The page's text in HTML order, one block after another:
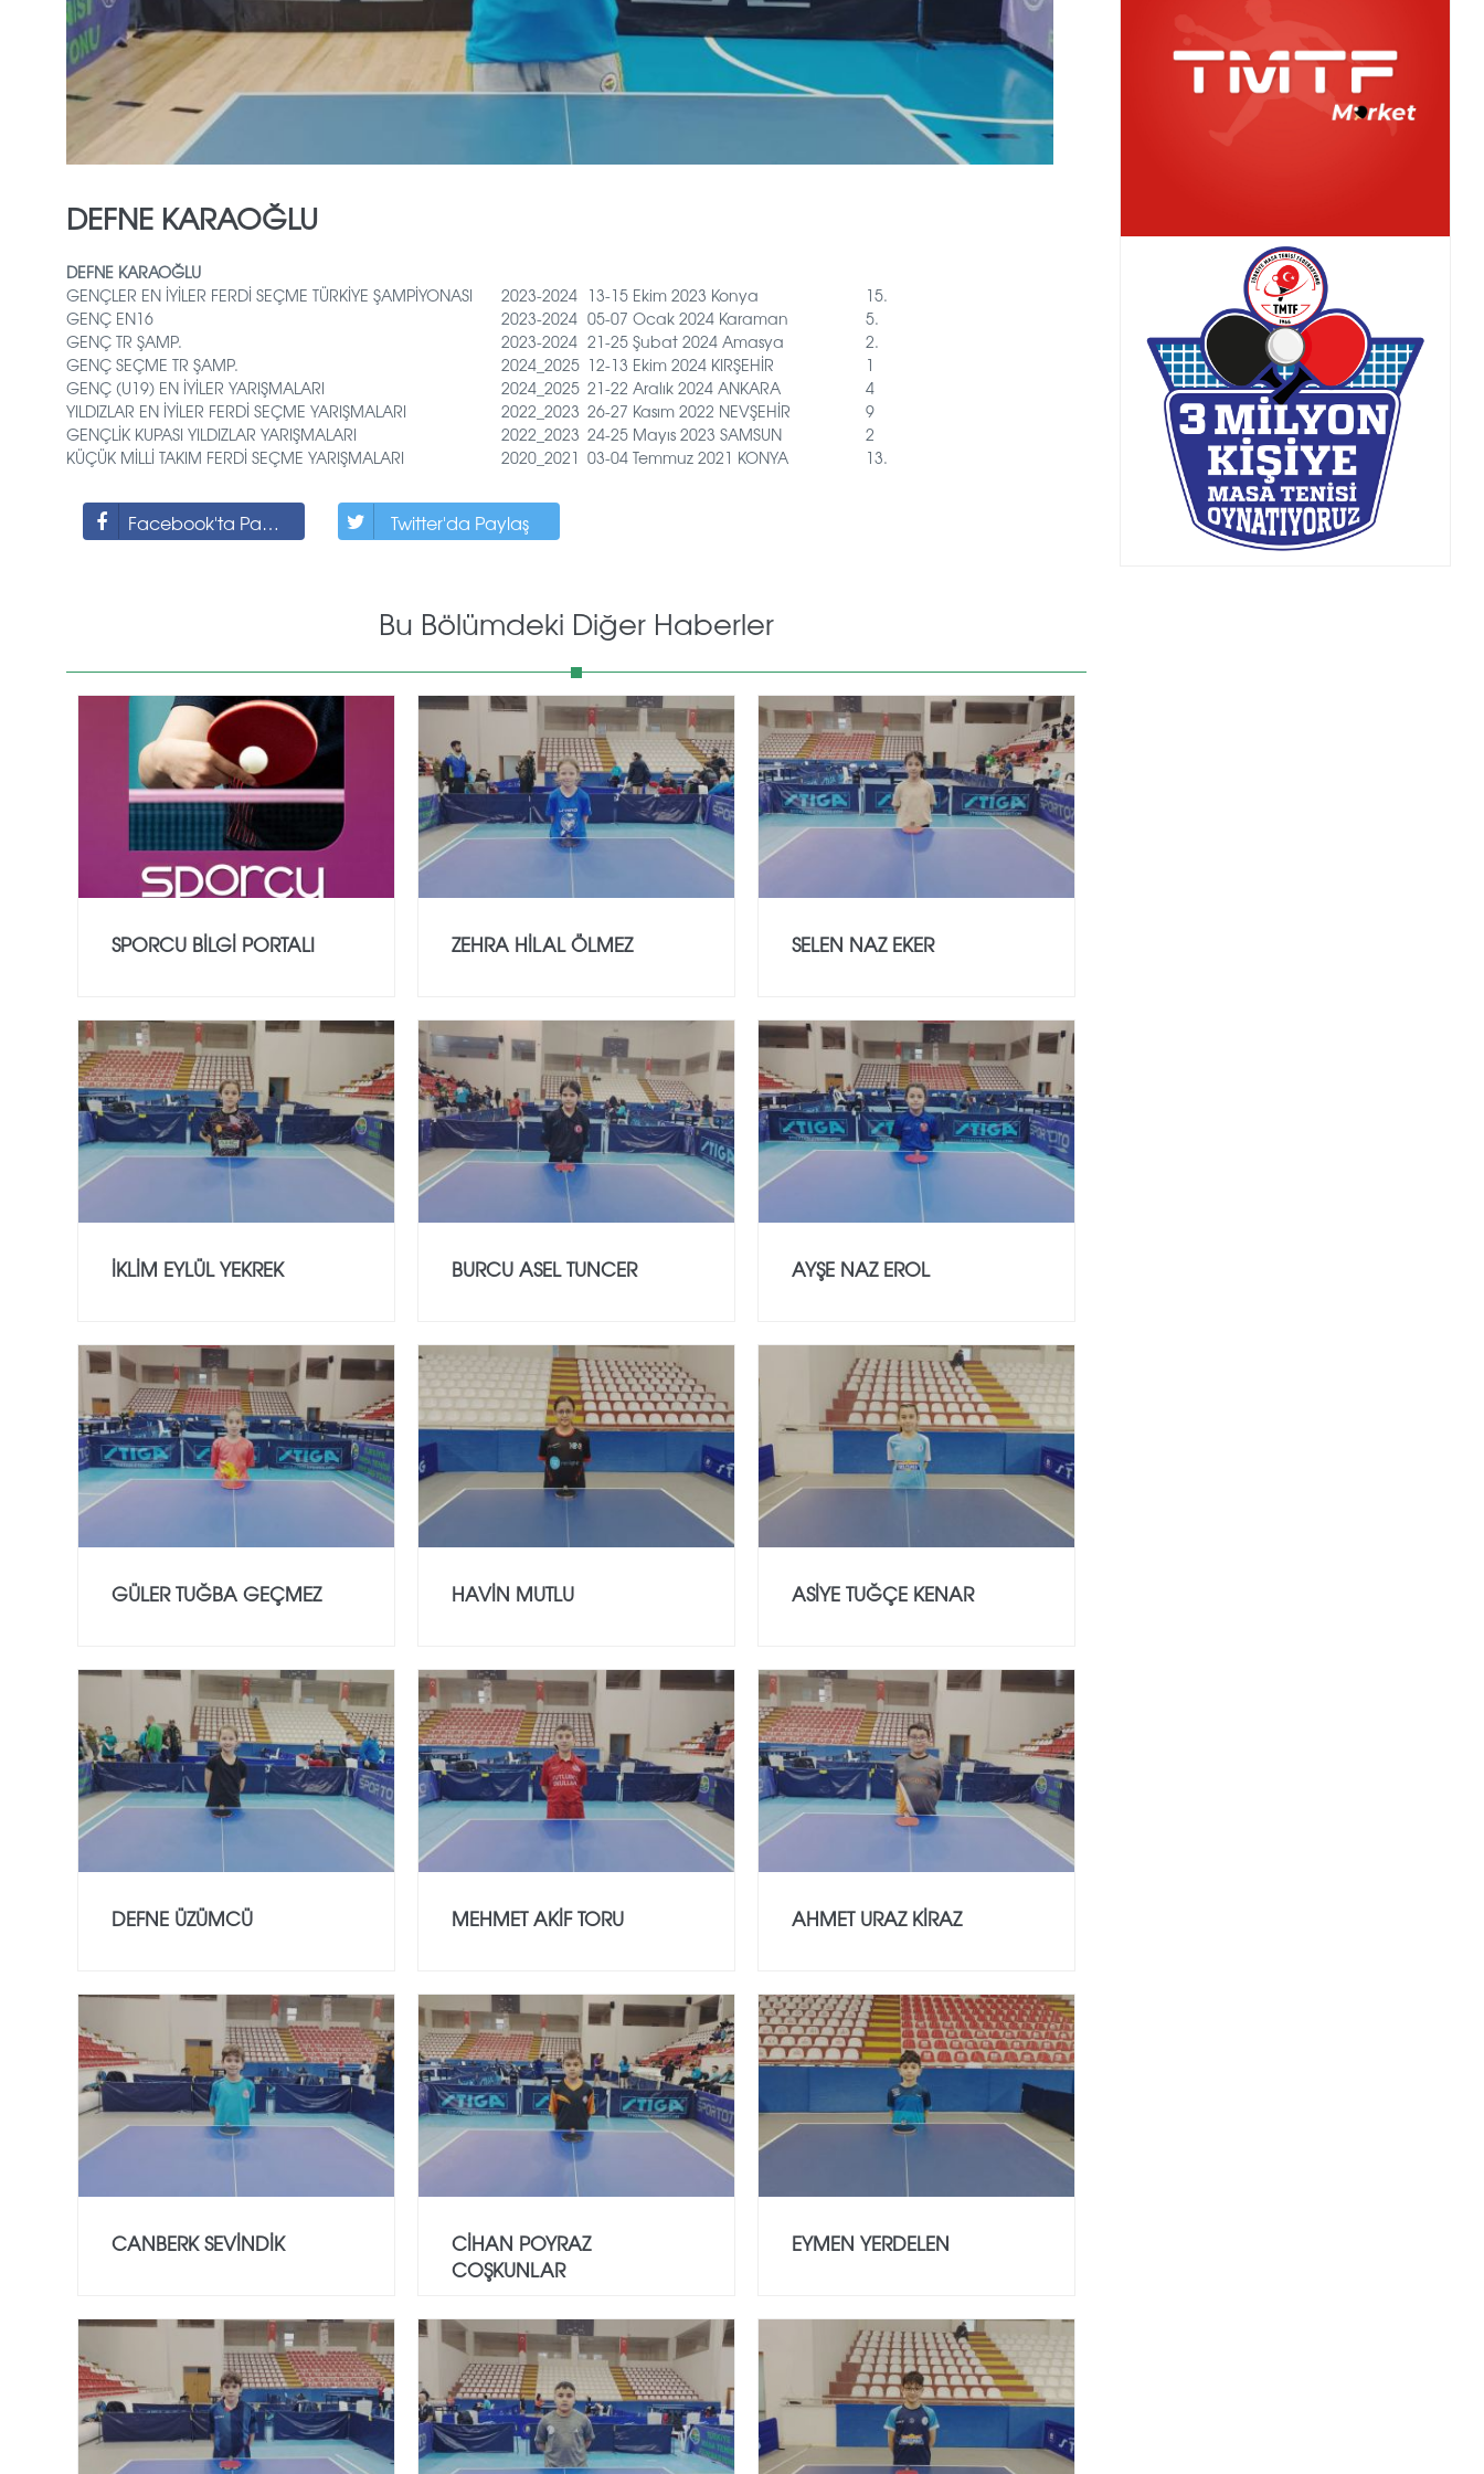
DEFNE KARAOĞLU
DEFNE KARAOĞLU
GENÇLER EN İYİLER FERDİ SEÇME TÜRKİYE ŞAMPİYONASI
2023-2024 13-15 Ekim 2023 Konya
15.
GENÇ EN16
2023-2024 05-07 Ocak 2024 Karaman
5.
GENÇ TR ŞAMP.
2023-2024 21-25 Şubat 2024 Amasya
2.
GENÇ SEÇME TR ŞAMP.
2024_2025 12-13 Ekim 2024 KIRŞEHİR
1
GENÇ (U19) EN İYİLER YARIŞMALARI
2024_2025 21-22 Aralık 2024 ANKARA
4
YILDIZLAR EN İYİLER FERDİ SEÇME YARIŞMALARI
2022_2023 26-27 Kasım 2022 NEVŞEHİR
9
GENÇLİK KUPASI YILDIZLAR YARIŞMALARI
2022_2023 24-25 Mayıs 2023 SAMSUN
2
KÜÇÜK MİLLİ TAKIM FERDİ SEÇME YARIŞMALARI
2020_2021 03-04 Temmuz 2021 KONYA 13.
Facebook'ta Paylaş Twitter'da Paylaş
Bu Bölümdeki Diğer Haberler
SPORCU BİLGİ PORTALI ZEHRA HİLAL ÖLMEZ SELEN NAZ EKER
İKLİM EYLÜL YEKREK BURCU ASEL TUNCER AYŞE NAZ EROL
GÜLER TUĞBA GEÇMEZ HAVİN MUTLU ASİYE TUĞÇE KENAR
DEFNE ÜZÜMCÜ MEHMET AKİF TORU AHMET URAZ KİRAZ
CANBERK SEVİNDİK
CİHAN POYRAZ
COŞKUNLAR
EYMEN YERDELEN